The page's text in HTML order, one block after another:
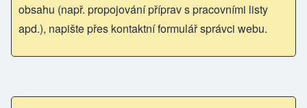
obsahu (např. propojování příprav s pracovními listy
apd.), napište přes kontaktní formulář správci webu.